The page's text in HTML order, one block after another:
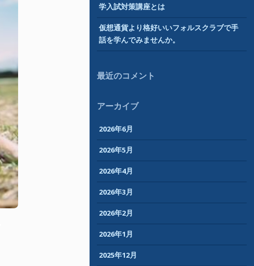
学入試対策講座とは
仮想通貨より格好いいフォルスクラブで手
話を学んでみませんか。
最近のコメント
アーカイブ
2026年6月
2026年5月
2026年4月
2026年3月
2026年2月
2026年1月
2025年12月